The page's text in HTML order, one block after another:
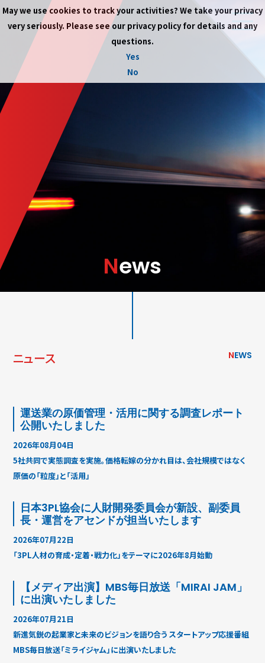
News
ニュース NEWS
運送業の原価管理・活用に関する調査レポート
公開いたしました
2026年08月04日
5社共同で実態調査を実施。価格転嫁の分かれ目は、会社規模ではなく
原価の「粒度」と「活用」
日本3PL協会に人財開発委員会が新設、副委員
長・運営をアセンドが担当いたします
2026年07月22日
「3PL人材の育成・定着・戦力化」をテーマに2026年8月始動
【メディア出演】MBS毎日放送「MIRAI JAM」
に出演いたしました
2026年07月21日
新進気鋭の起業家と未来のビジョンを語り合う スタートアップ応援番組
MBS毎日放送「ミライジャム」に出演いたしました
May we use cookies to track your activities? We take your privacy
very seriously. Please see our privacy policy for details and any
questions.
Yes
No